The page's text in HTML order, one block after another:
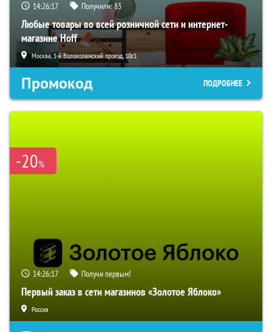
14:26:16 Получили:83
Любые товары во всей розничной сети и интернет-
магазине Hoff
Москва, 1-й Волоколамский проезд, 10с1
Промокод ПОДРОБНЕЕ
-20%
14:26:16 Получи первым!
Первый заказ в сети магазинов «Золотое Яблоко»
Россия